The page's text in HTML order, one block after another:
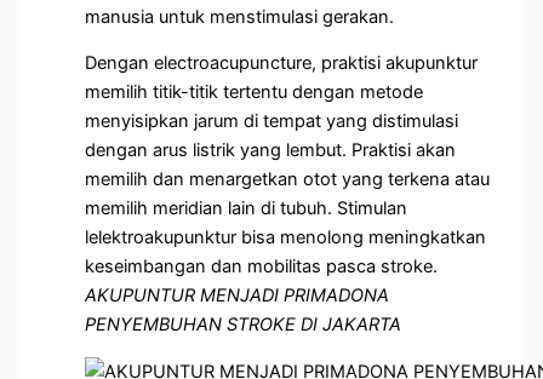
manusia untuk menstimulasi gerakan.
Dengan electroacupuncture, praktisi akupunktur
memilih titik-titik tertentu dengan metode
menyisipkan jarum di tempat yang distimulasi
dengan arus listrik yang lembut. Praktisi akan
memilih dan menargetkan otot yang terkena atau
memilih meridian lain di tubuh. Stimulan
lelektroakupunktur bisa menolong meningkatkan
keseimbangan dan mobilitas pasca stroke.
AKUPUNTUR MENJADI PRIMADONA
PENYEMBUHAN STROKE DI JAKARTA